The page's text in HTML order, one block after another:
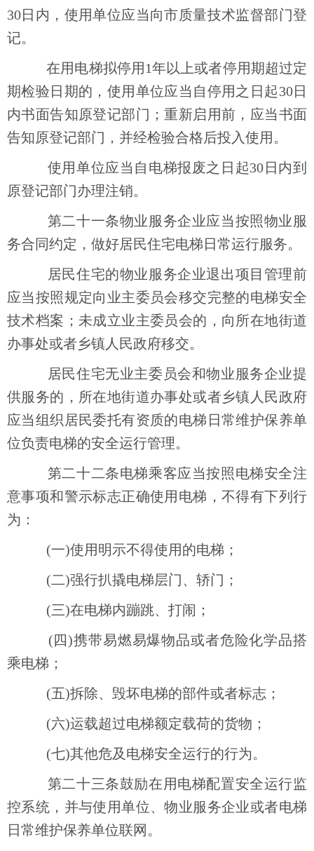
30日内，使用单位应当向市质量技术监督部门登
记。
在用电梯拟停用1年以上或者停用期超过定
期检验日期的，使用单位应当自停用之日起30日
内书面告知原登记部门；重新启用前，应当书面
告知原登记部门，并经检验合格后投入使用。
使用单位应当自电梯报废之日起30日内到
原登记部门办理注销。
第二十一条物业服务企业应当按照物业服
务合同约定，做好居民住宅电梯日常运行服务。
居民住宅的物业服务企业退出项目管理前
应当按照规定向业主委员会移交完整的电梯安全
技术档案；未成立业主委员会的，向所在地街道
办事处或者乡镇人民政府移交。
居民住宅无业主委员会和物业服务企业提
供服务的，所在地街道办事处或者乡镇人民政府
应当组织居民委托有资质的电梯日常维护保养单
位负责电梯的安全运行管理。
第二十二条电梯乘客应当按照电梯安全注
意事项和警示标志正确使用电梯，不得有下列行
为：
(一)使用明示不得使用的电梯；
(二)强行扒撬电梯层门、轿门；
(三)在电梯内蹦跳、打闹；
(四)携带易燃易爆物品或者危险化学品搭
乘电梯；
(五)拆除、毁坏电梯的部件或者标志；
(六)运载超过电梯额定载荷的货物；
(七)其他危及电梯安全运行的行为。
第二十三条鼓励在用电梯配置安全运行监
控系统，并与使用单位、物业服务企业或者电梯
日常维护保养单位联网。